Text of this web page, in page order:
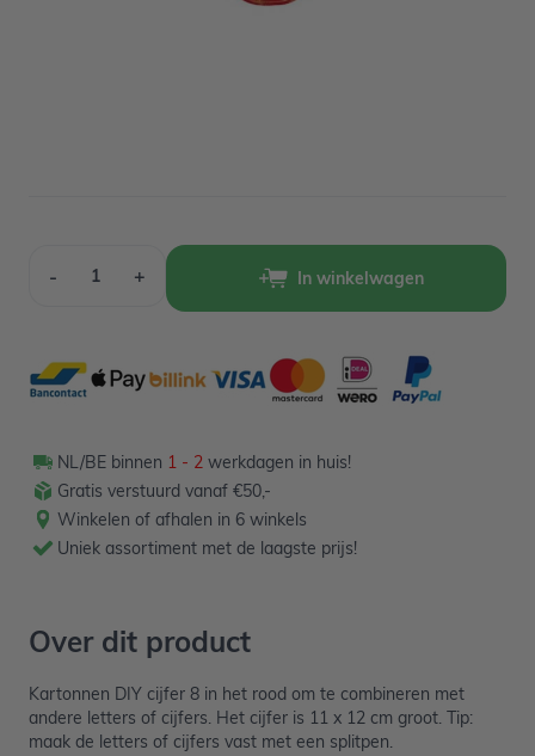
- + In winkelwagen
NL/BE binnen 1 - 2 werkdagen in huis!
Gratis verstuurd vanaf €50,-
Winkelen of afhalen in 6 winkels
Uniek assortiment met de laagste prijs!
Over dit product
Kartonnen DIY cijfer 8 in het rood om te combineren met
andere letters of cijfers. Het cijfer is 11 x 12 cm groot. Tip:
maak de letters of cijfers vast met een splitpen.